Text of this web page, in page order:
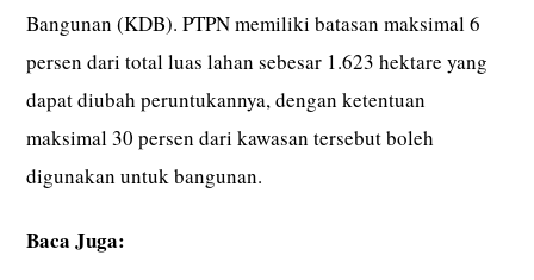
Bangunan (KDB). PTPN memiliki batasan maksimal 6
persen dari total luas lahan sebesar 1.623 hektare yang
dapat diubah peruntukannya, dengan ketentuan
maksimal 30 persen dari kawasan tersebut boleh
digunakan untuk bangunan.
Baca Juga: